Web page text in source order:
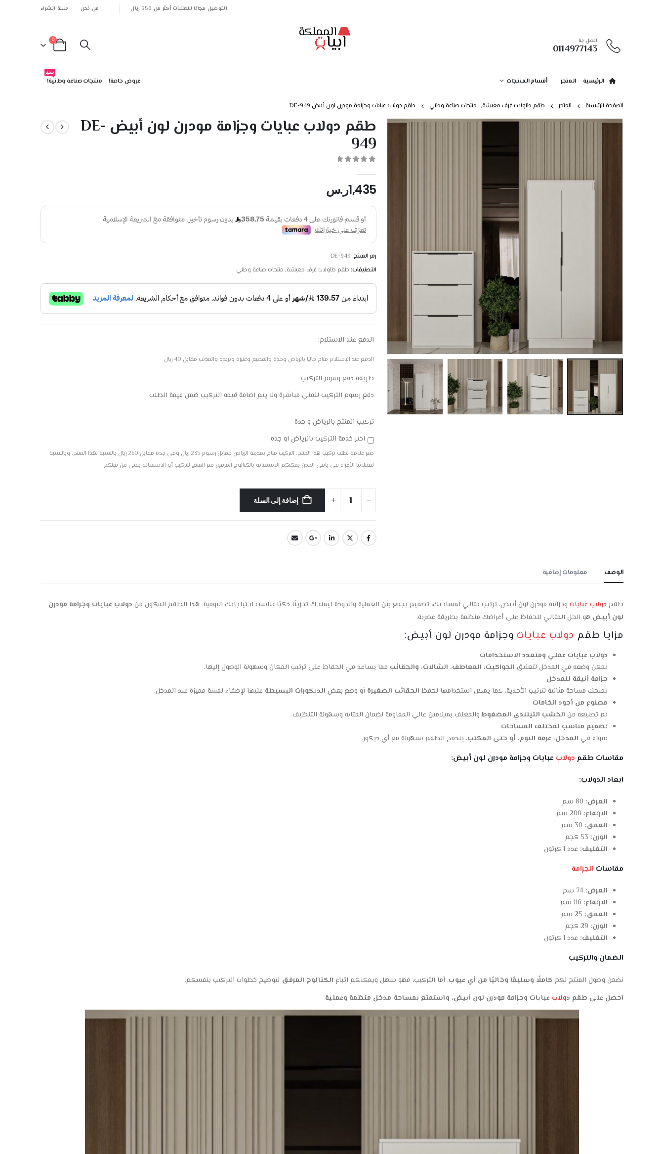
التوصيل مجانا للطلبات أكثر من 350 ريال من نحن سلة الشراء
اتصل بنا
0114977143
0
الرئيسية المتجر أقسام المنتجات عروض خاصة! منتجات صناعة وطنية!
مميز
الصفحة الرئيسية المتجر طقم طاولات غرف معيشة, منتجات صناعة وطني طقم دولاب عبايات وجزامة مودرن لون أبيض DE-949
طقم دولاب عبايات وجزامة مودرن لون أبيض DE-
949
1,435ر.س
رمز المنتج: DE-949
التصنيفات: طقم طاولات غرف معيشة, منتجات صناعة وطني
الدفع عند الاستلام:
الدفع عند الإستلام متاح حاليا بالرياض وجدة والقصيم وعنيزة وبريده والمذنب مقابل 40 ريال
طريقة دفع رسوم التركيب
دفع رسوم التركيب للفني مباشرة ولا يتم اضافة قيمة التركيب ضمن قيمة الطلب
تركيب المنتج بالرياض و جدة
اختر خدمة التركيب بالرياض او جدة
ضع علامة لطلب تركيب هذا المنتج، التركيب متاح بمدينة الرياض مقابل رسوم 235 ريال وفي جدة مقابل 260 ريال بالنسبة لهذا المنتج، وبالنسبة
لعملائنا الأعزاء في باقي المدن يمكنكم الاستعانة بالكتالوج المرفق مع المنتج للتركيب أو الاستعانة بفني من قبلكم
إضافة إلى السلة
الوصف معلومات إضافية
طقم دولاب عبايات وجزامة مودرن لون أبيض، ترتيب مثالي لمساحتك، تصميم يجمع بين العملية والجودة ليمنحك تخزينًا ذكيًا يناسب احتياجاتك اليومية. هذا الطقم المكون من دولاب عبايات وجزامة مودرن
لون أبيض هو الحل المثالي للحفاظ على أغراضك منظمة بطريقة عصرية.
مزايا طقم دولاب عبايات وجزامة مودرن لون أبيض:
دولاب عبايات عملي ومتعدد الاستخدامات
يمكن وضعه في المدخل لتعليق الجواكيت، المعاطف، الشالات، والحقائب مما يساعد في الحفاظ على ترتيب المكان وسهولة الوصول إليها.
جزامة أنيقة للمدخل
تمنحك مساحة مثالية لترتيب الأحذية، كما يمكن استخدامها لحفظ الحقائب الصغيرة أو وضع بعض الديكورات البسيطة عليها لإضفاء لمسة مميزة عند المدخل.
مصنوع من أجود الخامات
تم تصنيعه من الخشب التيلندي المضغوطوالمغلف بميلامين عالي المقاومة لضمان المتانة وسهولة التنظيف.
تصميم مناسب لمختلف المساحات
سواء في المدخل، غرفة النوم، أو حتى المكتب، يندمج الطقم بسهولة مع أي ديكور.
مقاسات طقم دولاب عبايات وجزامة مودرن لون أبيض:
ابعاد الدولاب:
العرض:
الارتفاع:
العمق:
الوزن:
التغليف: عدد 1 كرتون
مقاسات الجزامة
العرض:
الارتفاع:
العمق:
الوزن:
التغليف: عدد 1 كرتون
الضمان والتركيب
نضمن وصول المنتج لكم كاملًا وسليمًا وخاليًا من أي عيوب. أما التركيب، فهو سهل ويمكنكم اتباع الكتالوج المرفق لتوضيح خطوات التركيب بنفسكم.
احصل على طقم دولاب عبايات وجزامة مودرن لون أبيض، واستمتع بمساحة مدخل منظمة وعملية